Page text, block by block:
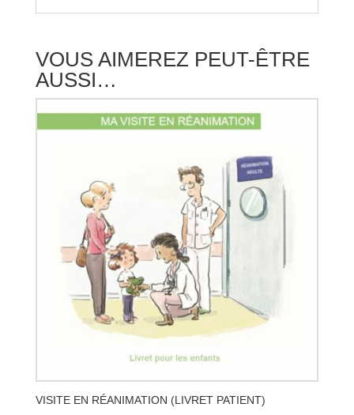
VOUS AIMEREZ PEUT-ÊTRE
AUSSI…
VISITE EN RÉANIMATION (LIVRET PATIENT)